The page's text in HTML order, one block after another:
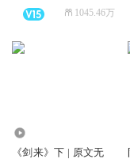
1045.46万
《剑来》下 | 原文无